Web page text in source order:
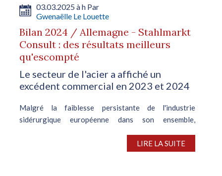
03.03.2025 à h Par
Gwenaëlle Le Louette
Bilan 2024 / Allemagne - Stahlmarkt
Consult : des résultats meilleurs
qu'escompté
Le secteur de l'acier a affiché un
excédent commercial en 2023 et 2024
Malgré la faiblesse persistante de l'industrie
sidérurgique européenne dans son ensemble,
largement ignorés, estime Andreas Schneider,
LIRE LA SUITE